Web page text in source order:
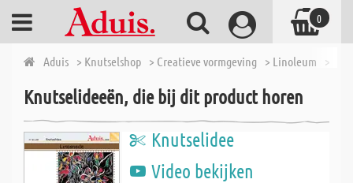
Aduis > Knutselshop > Creatieve vormgeving > Linoleum >
Knutselideeën, die bij dit product horen
Knutselidee
Video bekijken
0